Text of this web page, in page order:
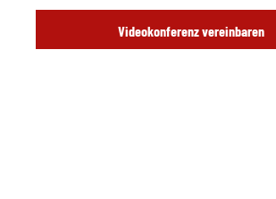
Videokonferenz vereinbaren